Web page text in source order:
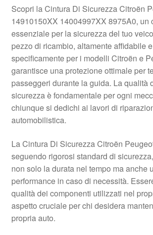
Il mio account
Pagamenti
Politica sulla riservatezza
Procedura di Reclamo
Registratore di cassa
Spedizione in tutto il mondo
Termini e condizioni
Scopri la Cintura Di Sicurezza Citroën
14910150XX 14004997XX 8975A0, un
essenziale per la sicurezza del tuo
pezzo di ricambio, altamente affidabile
specificamente per i modelli Citroën e
garantisce una protezione ottimale per
passeggeri durante la guida. La qualità
sicurezza è fondamentale per ogni
chiunque si dedichi ai lavori di
automobilistica.
La Cintura Di Sicurezza Citroën
seguendo rigorosi standard di
non solo la durata nel tempo ma anche
performance in caso di necessità.
qualità dei componenti utilizzati nel
aspetto cruciale per chi desidera
propria auto.